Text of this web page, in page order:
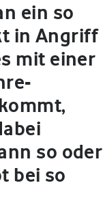
ein so
in Angriff
mit einer
so oder
bei so